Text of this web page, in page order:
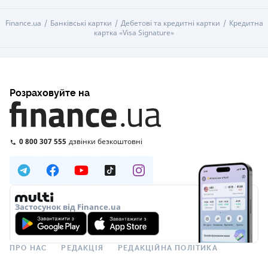
Finance.ua Банківські картки Дебетові та кредитні картки
Кредитна
картка «Visa Signature»
Розраховуйте на
0 800 307 555 дзвінки безкоштовні
Застосунок від Finance.ua
ПРО НАС РЕДАКЦІЯ РЕДАКЦІЙНА ПОЛІТИКА